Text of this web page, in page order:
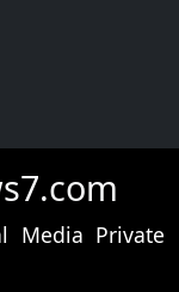
Media Private